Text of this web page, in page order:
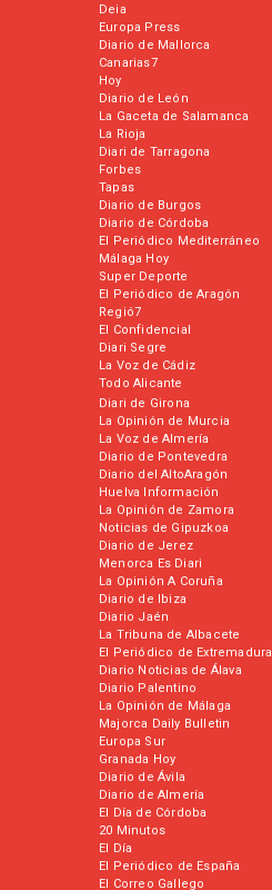
Deia
Europa Press
Diario de Mallorca
Canarias7
Hoy
Diario de León
La Gaceta de Salamanca
La Rioja
Diari de Tarragona
Forbes
Tapas
Diario de Burgos
Diario de Córdoba
El Periódico Mediterráneo
Málaga Hoy
Super Deporte
El Periódico de Aragón
Regió7
El Confidencial
Diari Segre
La Voz de Cádiz
Todo Alicante
Diari de Girona
La Opinión de Murcia
La Voz de Almería
Diario de Pontevedra
Diario del AltoAragón
Huelva Información
La Opinión de Zamora
Noticias de Gipuzkoa
Diario de Jerez
Menorca Es Diari
La Opinión A Coruña
Diario de Ibiza
Diario Jaén
La Tribuna de Albacete
El Periódico de Extremadura
Diario Noticias de Álava
Diario Palentino
La Opinión de Málaga
Majorca Daily Bulletin
Europa Sur
Granada Hoy
Diario de Ávila
Diario de Almería
El Día de Córdoba
20 Minutos
El Día
El Periódico de España
El Correo Gallego